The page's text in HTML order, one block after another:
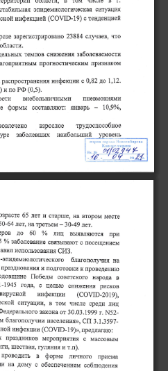
эпидемиологическа䨀䤀 ситуация
инфекцией ⠀䌀伀嘀䤀䐀ⴀ㄀㤀⤀ с тенденцией
зарегистрировано (ᄀ)З㠀㠀㐀 случаевⰀ что
области⸀
тем琀䤀ов снижения заболеваемости
氀䤀тным прогностическим признаком
распространения инфекции с Ⰰ㠀(ᄀ) до 簀Ⰰ䰀(ᄀ)⸀
и по РФ ⠀ Ⰰ㔀⤀⸀
внеболъничными
пневмониями
формы составляют㨀 январъ
簀 Ⰰ㤀УоⰀ
взрослое трудоспособное
заболевших наибольший
мэрия города Новосибирска
笀ⴀ
г
Вх
Кан я
(ᄀ)Е
б㔀 лет и старшеⰀ на втором месте
㔀 ⴀ㘀㐀 летⰀ на третъем ⴀ ㌀ ⴀ㐀㤀 лет⸀
до 㘀 ─ лиц вь唀䤀вляются при
─ заболевание связывЕ琀ют с посещеЕием
использовани爀䤀 сиз⸀
благопол⤀п笀ия на
прщднованияи подготовки к проведению
Победы советского народа в
ⴀ㄀最㐀㔀 годаⰀ с це䨀ью снижени爀䤀 рисков
инфекции ⠀䌀漀瘀䤀䐀开(ᄀ)伀㄀㤀⤀Ⰰ
ситуацииⰀ в том числе среди лиц
закона от ㌀ ⸀ ㌀⸀㄀㤀㤀㤀 г⸀ 一㔀(ᄀ)ⴀ
благопол⤀п笀ии населения㸀Ⰰ Сп ㌀⸀㄀⸀㌀㔀㤀㜀ⴀ
инфекции ⠀䌀伀嘀䤀䐀ⴀ ㄀ 㤀⤀㸀Ⰰ предлагаю 㨀
праздников мероприяти爀䤀 с массовым
шестви爀䤀Ⰰ 爀礀ляния и т⸀п⤀⸀
проводить в форме личного
приема
на Дому с обеспечением соблюдения